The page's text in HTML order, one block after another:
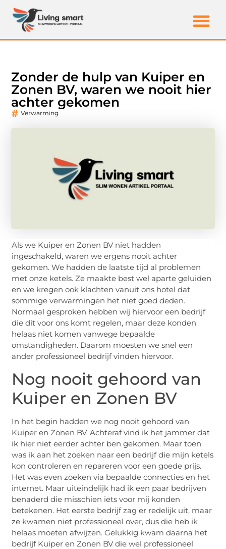
Zonder de hulp van Kuiper en
Zonen BV, waren we nooit hier
achter gekomen
Verwarming
Als we Kuiper en Zonen BV niet hadden
ingeschakeld, waren we ergens nooit achter
gekomen. We hadden de laatste tijd al problemen
met onze ketels. Ze maakte best wel aparte geluiden
en we kregen ook klachten vanuit ons hotel dat
sommige verwarmingen het niet goed deden.
Normaal gesproken hebben wij hiervoor een bedrijf
die dit voor ons komt regelen, maar deze konden
helaas niet komen vanwege bepaalde
omstandigheden. Daarom moesten we snel een
ander professioneel bedrijf vinden hiervoor.
Nog nooit gehoord van
Kuiper en Zonen BV
In het begin hadden we nog nooit gehoord van
Kuiper en Zonen BV. Achteraf vind ik het jammer dat
ik hier niet eerder achter ben gekomen. Maar toen
was ik aan het zoeken naar een bedrijf die mijn ketels
kon controleren en repareren voor een goede prijs.
Het was even zoeken via bepaalde connecties en het
internet. Maar uiteindelijk had ik een paar bedrijven
benaderd die misschien iets voor mij konden
betekenen. Het eerste bedrijf zag er redelijk uit, maar
ze kwamen niet professioneel over, dus die heb ik
helaas moeten afwijzen. Gelukkig kwam daarna het
bedrijf Kuiper en Zonen BV die wel professioneel